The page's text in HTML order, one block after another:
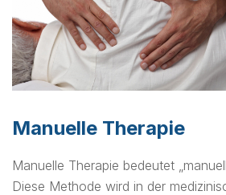
Manuelle Therapie
Manuelle Therapie bedeutet
Diese Methode wird in der